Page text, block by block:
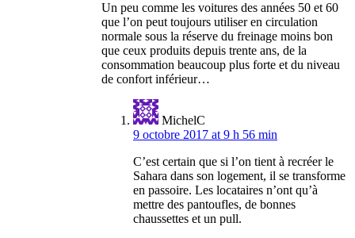
Un peu comme les voitures des années 50 et 60
que l’on peut toujours utiliser en circulation
normale sous la réserve du freinage moins bon
que ceux produits depuis trente ans, de la
consommation beaucoup plus forte et du niveau
de confort inférieur…
MichelC
9 octobre 2017 at 9 h 56 min
C’est certain que si l’on tient à recréer le
Sahara dans son logement, il se transforme
en passoire. Les locataires n’ont qu’à
mettre des pantoufles, de bonnes
chaussettes et un pull.